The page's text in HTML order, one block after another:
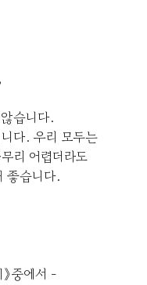
습니다.
다. 우리 모두는
리 어렵더라도
좋습니다.
중에서 -